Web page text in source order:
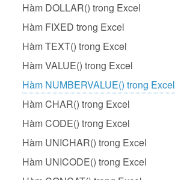
Hàm DOLLAR() trong Excel
Hàm FIXED trong Excel
Hàm TEXT() trong Excel
Hàm VALUE() trong Excel
Hàm NUMBERVALUE() trong Excel
Hàm CHAR() trong Excel
Hàm CODE() trong Excel
Hàm UNICHAR() trong Excel
Hàm UNICODE() trong Excel